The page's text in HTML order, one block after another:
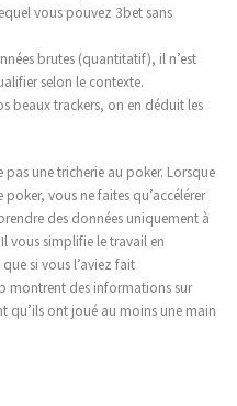
vous pouvez 3bet sans
brutes (quantitatif), il n’est
selon le contexte.
beaux trackers, on en déduit les
une tricherie au poker. Lorsque
vous ne faites qu’accélérer
des données uniquement à
vous simplifie le travail en
si vous l’aviez fait
montrent des informations sur
qu’ils ont joué au moins une main